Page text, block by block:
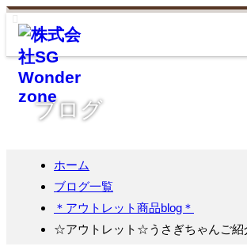
ブログ
ホーム
ブログ一覧
＊アウトレット商品blog＊
☆アウトレット☆うさぎちゃんご紹